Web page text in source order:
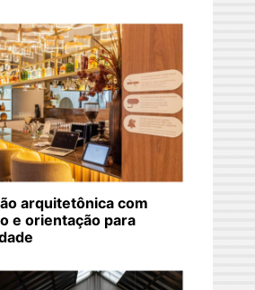
arquitetônica com
e orientação para